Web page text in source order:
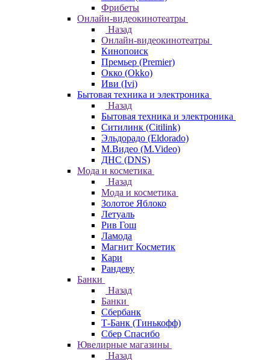
Фрибеты
Онлайн-видеокинотеатры
Назад
Онлайн-видеокинотеатры
Кинопоиск
Премьер (Premier)
Окко (Okko)
Иви (Ivi)
Бытовая техника и электроника
Назад
Бытовая техника и электроника
Ситилинк (Citilink)
Эльдорадо (Eldorado)
М.Видео (M.Video)
ДНС (DNS)
Мода и косметика
Назад
Мода и косметика
Золотое Яблоко
Летуаль
Рив Гош
Ламода
Магнит Косметик
Кари
Рандеву
Банки
Назад
Банки
Сбербанк
Т-Банк (Тинькофф)
Сбер Спасибо
Ювелирные магазины
Назад